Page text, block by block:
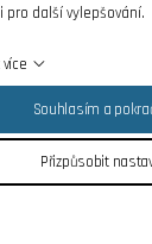
pro další vylepšování.
Souhlasím a
Přizpůsobit